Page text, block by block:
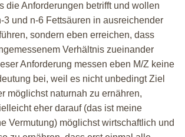
die Anforderungen betrifft und wollen
3 und n-6 Fettsäuren in ausreichender
sondern eben erreichen, dass
Verhältnis zueinander
Anforderung messen eben M/Z keine
bei, weil es nicht unbedingt Ziel
möglichst naturnah zu ernähren,
eher darauf (das ist meine
Vermutung) möglichst wirtschaftlich und